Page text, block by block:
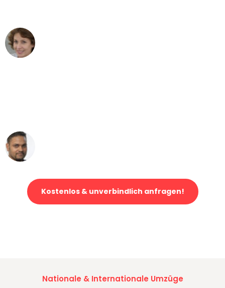
Kostenlos & unverbindlich anfragen!
Nationale & Internationale Umzüge